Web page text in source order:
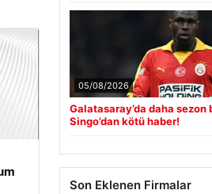
05/08/2026
Galatasaray’da daha sezon
Singo’dan kötü haber!
Son Eklenen Firmalar